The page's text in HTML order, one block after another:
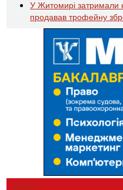
У Житомирі затримали
продавав трофейну
ВІДЕО